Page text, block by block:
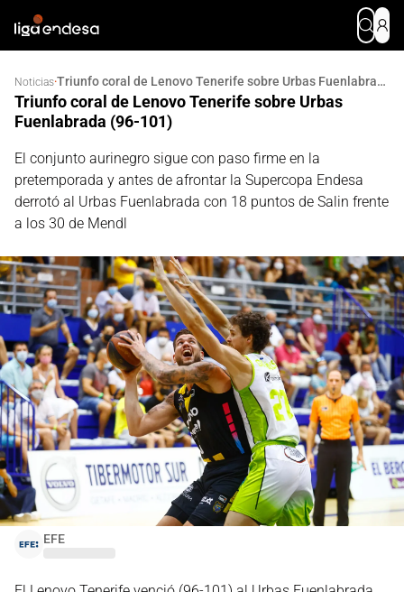
Noticias· Triunfo coral de Lenovo Tenerife sobre Urbas Fuenlabrada (96-101)
Triunfo coral de Lenovo Tenerife sobre Urbas
Fuenlabrada (96-101)
El conjunto aurinegro sigue con paso firme en la
pretemporada y antes de afrontar la Supercopa Endesa
derrotó al Urbas Fuenlabrada con 18 puntos de Salin frente
a los 30 de Mendl
EFE